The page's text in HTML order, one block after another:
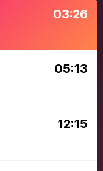
03:26
05:13
12:15